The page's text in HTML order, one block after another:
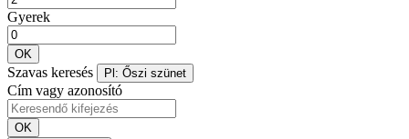
Gyerek
OK
Szavas keresés Pl: Őszi szünet
Cím vagy azonosító
OK